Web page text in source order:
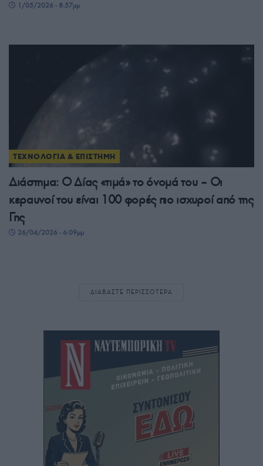
1/05/2026 - 8:57μμ
ΤΕΧΝΟΛΟΓΙΑ & ΕΠΙΣΤΗΜΗ
Διάστημα: Ο Δίας «τιμά» το όνομά του – Οι
κεραυνοί του είναι 100 φορές πιο ισχυροί από της
Γης
26/04/2026 - 6:09μμ
ΔΙΑΒΑΣΤΕ ΠΕΡΙΣΣΟΤΕΡΑ